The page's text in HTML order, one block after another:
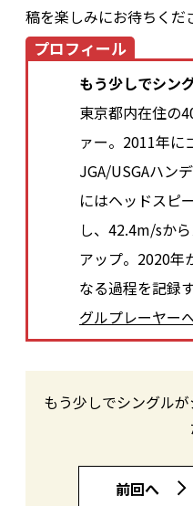
稿を楽しみにお待ちくだ
プロフィール
もう少しでシン
東京都内在住の
ァー。2011年に
JGA/USGAハン
にはヘッドスピ
し、42.4m/sか
アップ。2020年
なる過程を記録
グルプレーヤー
もう少しでシングル
前回へ